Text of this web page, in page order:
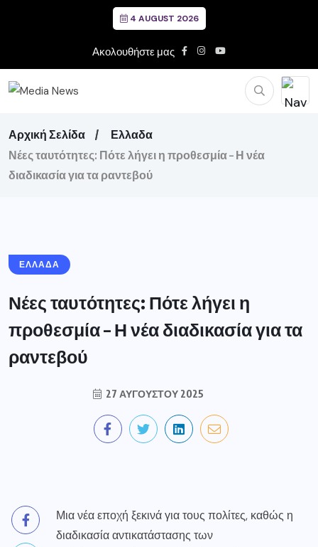
4 AUGUST 2026
Ακολουθήστε μας
Αρχική Σελίδα
Ελλαδα
Νέες ταυτότητες: Πότε λήγει η προθεσμία – Η νέα
διαδικασία για τα ραντεβού
ΕΛΛΑΔΑ
Νέες ταυτότητες: Πότε λήγει η
προθεσμία – Η νέα διαδικασία για τα
ραντεβού
27 ΑΥΓΟΎΣΤΟΥ 2025
Μια νέα εποχή ξεκινά για τους πολίτες, καθώς η
διαδικασία αντικατάστασης των